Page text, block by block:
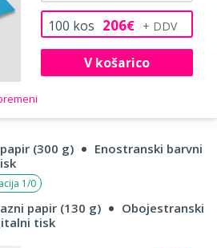
100 kos 206€
V košarico
(300 g)
Enostranski barvni
1/0
papir (130 g)
Obojestranski
tisk